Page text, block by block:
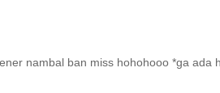
nambal ban miss hohohooo *ga ada